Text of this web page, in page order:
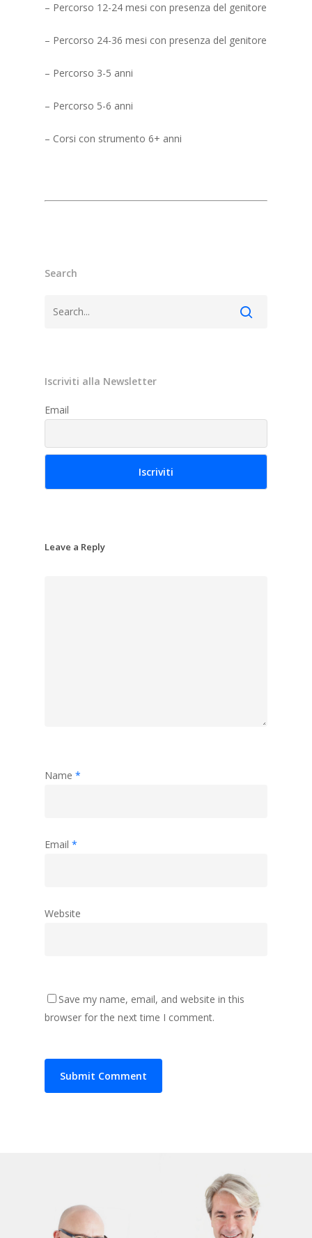
– Percorso 12-24 mesi con presenza del genitore
– Percorso 24-36 mesi con presenza del genitore
– Percorso 3-5 anni
– Percorso 5-6 anni
– Corsi con strumento 6+ anni
Search
Iscriviti alla Newsletter
Email
Leave a Reply
Name *
Email *
Website
Save my name, email, and website in this
browser for the next time I comment.